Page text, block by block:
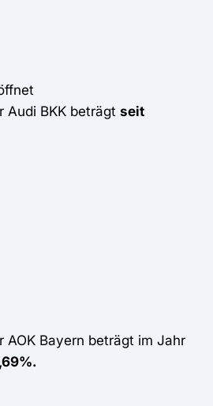
Audi BKK beträgt seit
AOK Bayern beträgt im Jahr